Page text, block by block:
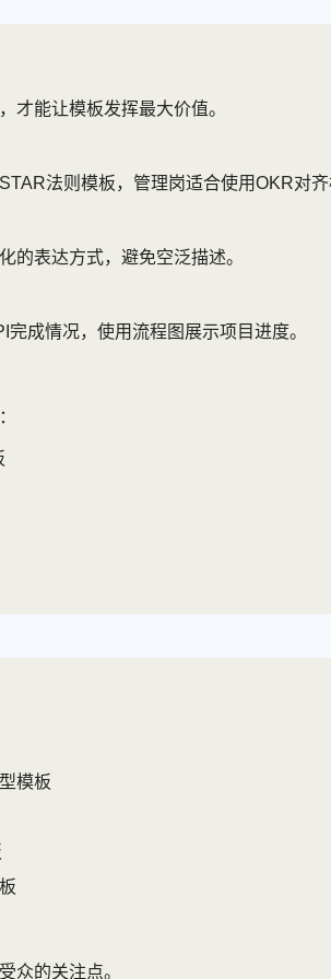
才能让模板发挥最大价值。
法则模板，管理岗适合使用OKR对
的表达方式，避免空泛描述。
成情况，使用流程图展示项目进度。
模板
众的关注点。